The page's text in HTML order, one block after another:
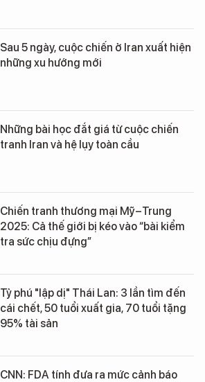
Sau 5 ngày, cuộc chiến ở Iran xuất hiện
những xu hướng mới
Những bài học đắt giá từ cuộc chiến
tranh Iran và hệ lụy toàn cầu
Chiến tranh thương mại Mỹ–Trung
2025: Cả thế giới bị kéo vào “bài kiểm
tra sức chịu đựng”
Tỷ phú "lập dị" Thái Lan: 3 lần tìm đến
cái chết, 50 tuổi xuất gia, 70 tuổi tặng
95% tài sản
CNN: FDA tính đưa ra mức cảnh báo